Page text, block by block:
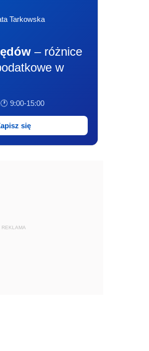
Tarkowska
– różnice
w
🕐 9:00-15:00
się
REKLAMA